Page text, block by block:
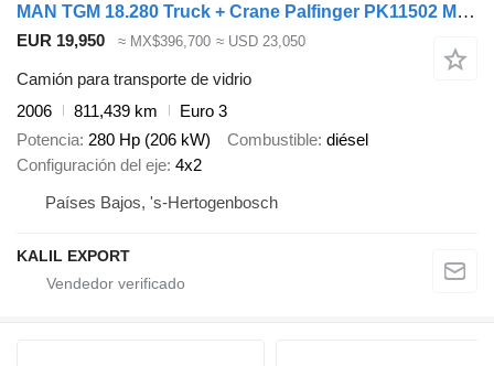
MAN TGM 18.280 Truck + Crane Palfinger PK11502 Manual Gearbox Full S
EUR 19,950 ≈ MX$396,700 ≈ USD 23,050
Camión para transporte de vidrio
2006
811,439 km
Euro 3
Potencia 280 Hp (206 kW) Combustible diésel
Configuración del eje 4x2
Países Bajos, 's-Hertogenbosch
KALIL EXPORT